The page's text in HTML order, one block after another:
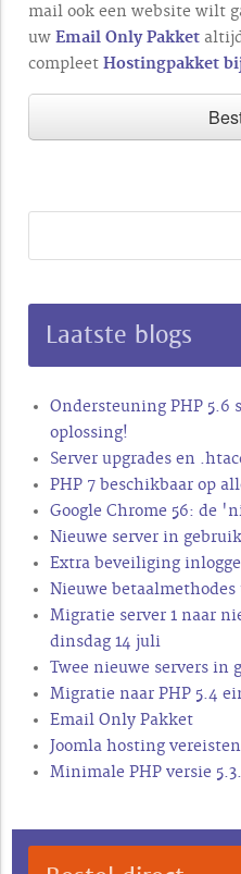
mail ook een website wilt
uw Email Only Pakket
compleet Hostingpakket
Laatste blogs
Ondersteuning PHP 5.6
oplossing!
Server upgrades en
PHP 7 beschikbaar op
Google Chrome 56: de
Nieuwe server in
Extra beveiliging
Nieuwe betaalmethodes
Migratie server 1 naar
dinsdag 14 juli
Twee nieuwe servers in
Migratie naar PHP 5.4
Email Only Pakket
Joomla hosting vereisten
Minimale PHP versie